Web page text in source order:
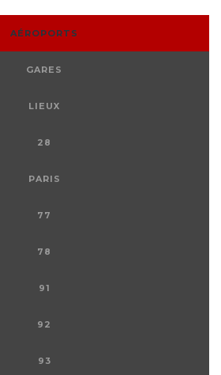
AÉROPORTS
GARES
LIEUX
28
PARIS
77
78
91
92
93